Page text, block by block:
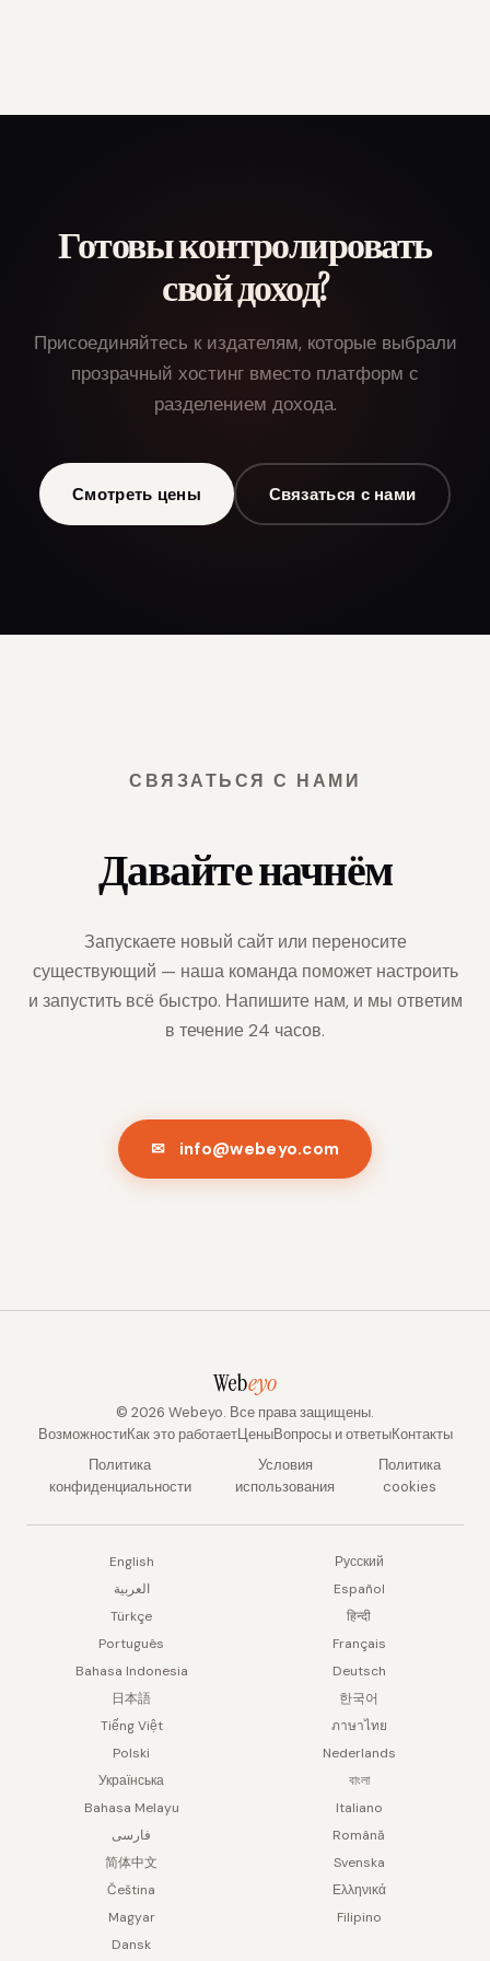
Готовы контролировать
свой доход?
Присоединяйтесь к издателям, которые выбрали
прозрачный хостинг вместо платформ с
разделением дохода.
Смотреть цены Связаться с нами
СВЯЗАТЬСЯ С НАМИ
Давайте начнём
Запускаете новый сайт или переносите
существующий — наша команда поможет настроить
и запустить всё быстро. Напишите нам, и мы ответим
в течение 24 часов.
✉ info@webeyo.com
Webeyo
© 2026 Webeyo. Все права защищены.
ВозможностиКак это работаетЦеныВопросы и ответыКонтакты
Политика
конфиденциальности
Условия
использования
Политика
cookies
English
Русский
العربية
Español
Türkçe
हिन्दी
Português
Français
Bahasa Indonesia
Deutsch
日本語
한국어
Tiếng Việt
ภาษาไทย
Polski
Nederlands
Українська
বাংলা
Bahasa Melayu
Italiano
فارسی
Română
简体中文
Svenska
Čeština
Ελληνικά
Magyar
Filipino
Dansk